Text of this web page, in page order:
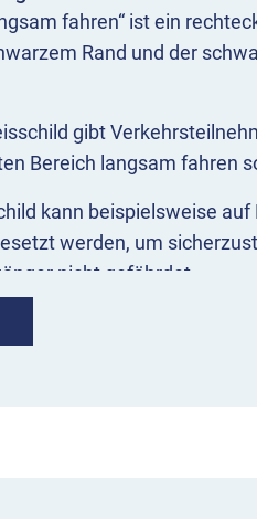
fahren“ ist ein
Rand und der
gibt
Bereich langsam fahren
kann beispielsweise
werden, um
nicht gefährdet.
fahren im Überblick